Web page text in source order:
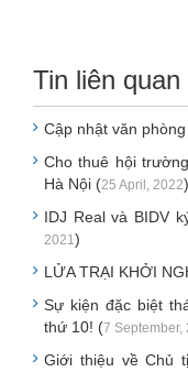
Tin liên quan
Cập nhật văn
Cho thuê hội
Hà Nội (25 April, 2022)
IDJ Real và BIDV
2021)
LỬA TRẠI KHỞI
Sự kiện đặc biệt
thứ 10! (7 September,
Giới thiệu về Chủ